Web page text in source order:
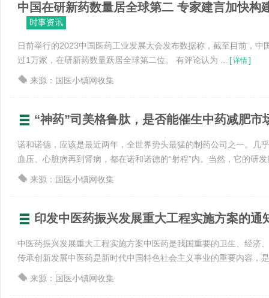
中国在研新药数量居全球第二 专家建言加快构
时事资讯
日前举行的2023中国医药工业发展大会发布数据称，截至目前，中
过1万家，在研新药数量跃居全球第二位。 有评论认为 ...
[详情]
来源：国医小镇网收集
“神药”司美格鲁肽，是否能催生中药减肥市
诺和诺德，应该是最近两年，全世界势头最猛的制药公司之一。几
血压、心脏病再到肾病，都在诺和诺德的“射程”内。当然，它的研
来源：国医小镇网收集
印发中医药振兴发展重大工程实施方案的通
中医药振兴发展重大工程实施方案中医药是我国重要的卫生、经济
传承创新发展中医药是新时代中国特色社会主义事业的重要内容，
来源：国医小镇网收集